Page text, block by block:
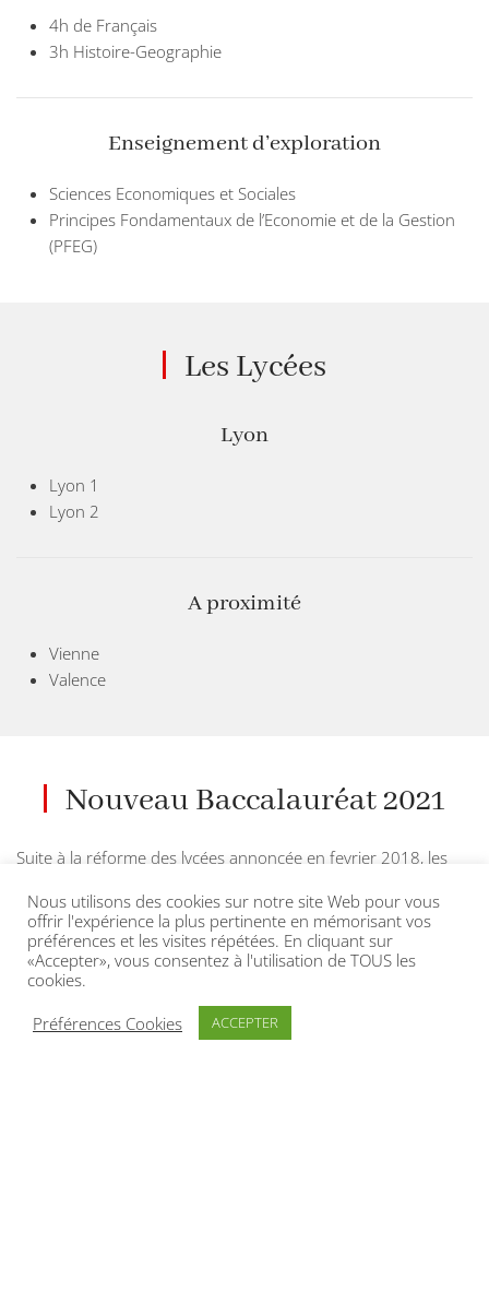
4h de Français
3h Histoire-Geographie
Enseignement d’exploration
Sciences Economiques et Sociales
Principes Fondamentaux de l’Economie et de la Gestion
(PFEG)
Les Lycées
Lyon
Lyon 1
Lyon 2
A proximité
Vienne
Valence
Nouveau Baccalauréat 2021
Suite à la réforme des lycées annoncée en fevrier 2018, les
Baccalauréat dès la session 2021.
Vous pouvez télécharger (au format pdf) en cliquant sur les
liens ci-dessous :
DESCRIPTIF DES ENSEIGNEMENTS DE LA
Nous utilisons des cookies sur notre site Web pour vous
offrir l'expérience la plus pertinente en mémorisant vos
préférences et les visites répétées. En cliquant sur
«Accepter», vous consentez à l'utilisation de TOUS les
cookies.
Préférences Cookies
ACCEPTER